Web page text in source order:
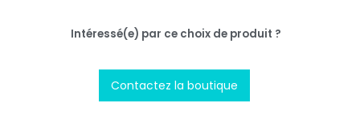
Intéressé(e) par ce choix de produit ?
Contactez la boutique